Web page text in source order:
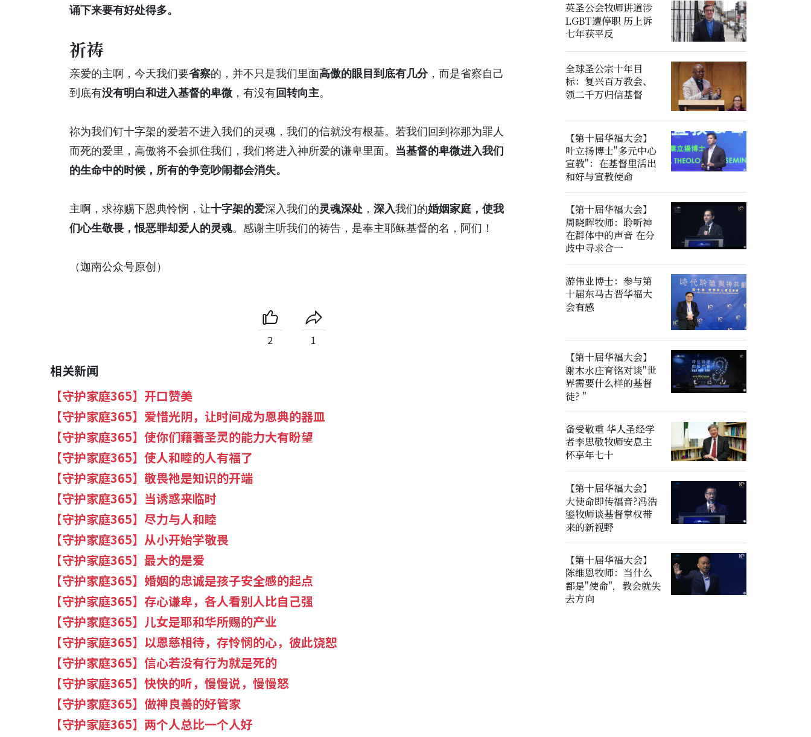
诵下来要有好处得多。
祈祷
亲爱的主啊，今天我们要省察的，并不只是我们里面高傲的眼目到底有几分，而是省察自己
到底有没有明白和进入基督的卑微 ，有没有回转向主。
祢为我们钉十字架的爱若不进入我们的灵魂，我们的信就没有根基。若我们回到祢那为罪人
而死的爱里，高傲将不会抓住我们，我们将进入神所爱的谦卑里面。 当基督的卑微进入我们
的生命中的时候，所有的争竞吵闹都会消失。
主啊，求祢赐下恩典怜悯，让十字架的爱深入我们的灵魂深处 ，深入我们的婚姻家庭，使我
们心生敬畏，恨恶罪却爱人的灵魂。感谢主听我们的祷告，是奉主耶稣基督的名，阿们！
（迦南公众号原创）
2 1
相关新闻
【守护家庭365】开口赞美
【守护家庭365】爱惜光阴，让时间成为恩典的器皿
【守护家庭365】使你们藉著圣灵的能力大有盼望
【守护家庭365】使人和睦的人有福了
【守护家庭365】敬畏祂是知识的开端
【守护家庭365】当诱惑来临时
【守护家庭365】尽力与人和睦
【守护家庭365】从小开始学敬畏
【守护家庭365】最大的是爱
【守护家庭365】婚姻的忠诚是孩子安全感的起点
【守护家庭365】存心谦卑，各人看别人比自己强
【守护家庭365】儿女是耶和华所赐的产业
【守护家庭365】以恩慈相待，存怜悯的心，彼此饶恕
【守护家庭365】信心若没有行为就是死的
【守护家庭365】快快的听，慢慢说，慢慢怒
【守护家庭365】做神良善的好管家
【守护家庭365】两个人总比一个人好
英圣公会牧师讲道涉
LGBT遭停职 历上诉
七年获平反
全球圣公宗十年目
标：复兴百万教会、
领二千万归信基督
【第十届华福大会】
叶立扬博士"多元中心
宣教"：在基督里活出
和好与宣教使命
【第十届华福大会】
周晓晖牧师：聆听神
在群体中的声音 在分
歧中寻求合一
游伟业博士：参与第
十届东马古晋华福大
会有感
【第十届华福大会】
谢木水庄育铭对谈"世
界需要什么样的基督
徒? "
备受敬重 华人圣经学
者李思敬牧师安息主
怀享年七十
【第十届华福大会】
大使命即传福音?冯浩
鎏牧师谈基督掌权带
来的新视野
【第十届华福大会】
陈维恩牧师：当什么
都是"使命"，教会就失
去方向